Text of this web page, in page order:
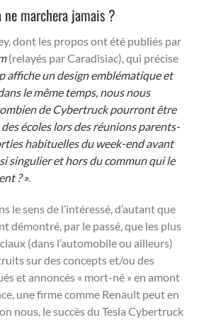
marchera jamais ?
dont les propos ont été publiés par
(relayés par Caradisiac), qui précise
affiche un design emblématique et
le même temps, nous nous
de Cybertruck pourront être
écoles lors des réunions parents-
habituelles du week-end avant
singulier et hors du commun qui le
? ».
le sens de l’intéressé, d’autant que
démontré, par le passé, que les plus
(dans l’automobile ou ailleurs)
sur des concepts et/ou des
et annoncés « mort-né » en amont
une firme comme Renault peut en
nous, le succès du Tesla Cybertruck